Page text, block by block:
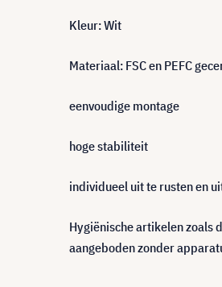
Kleur: Wit
Materiaal: FSC en PEFC
eenvoudige montage
hoge stabiliteit
individueel uit te rusten en
Hygiënische artikelen zoals
aangeboden zonder